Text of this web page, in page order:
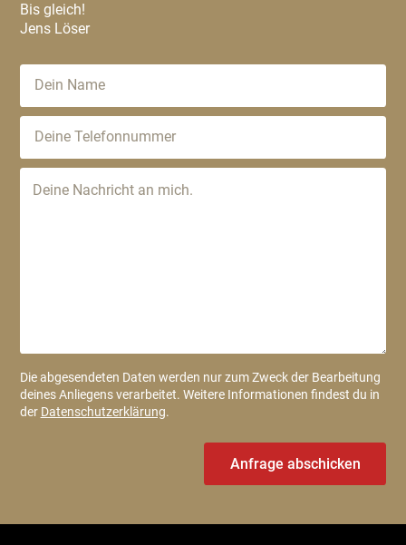
Die abgesendeten Daten werden nur zum Zweck der Bearbeitung
deines Anliegens verarbeitet. Weitere Informationen findest du in
der Datenschutzerklärung.
Anfrage abschicken
Bis gleich!
Jens Löser